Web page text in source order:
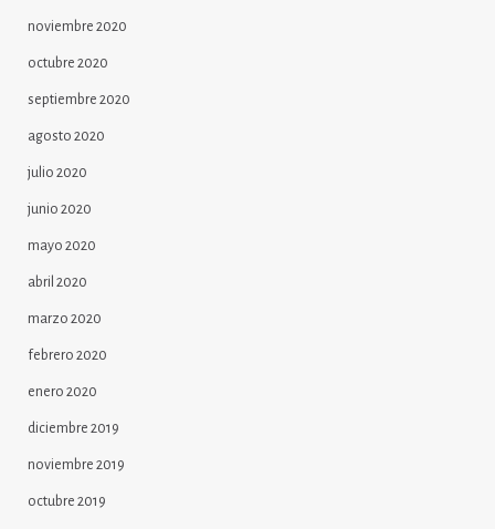
noviembre 2020
octubre 2020
septiembre 2020
agosto 2020
julio 2020
junio 2020
mayo 2020
abril 2020
marzo 2020
febrero 2020
enero 2020
diciembre 2019
noviembre 2019
octubre 2019